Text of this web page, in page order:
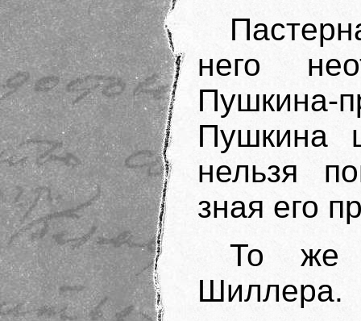
него
Пушкина-
Пушкина
нельзя
зная его
То же
Шиллера.